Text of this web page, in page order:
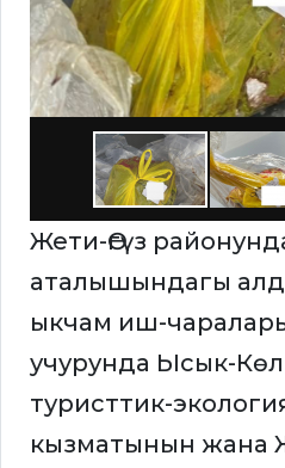
Жети-Өгүз
аталышындагы
ыкчам иш-
учурунда Ысык-
туристтик-
кызматынын жана